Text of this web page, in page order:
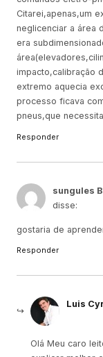
Citarei,apenas,um
neglicenciar a área
era
impacto,calibração
extremo aquecia
processo ficava
pneus,que
Responder
sungules
disse:
gostaria de
Responder
Luis
Olá Meu caro